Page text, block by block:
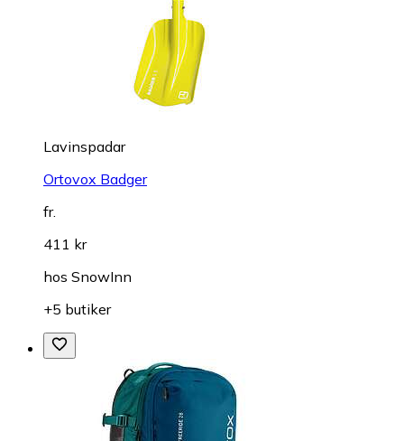
Lavinspadar
Ortovox Badger
fr.
411 kr
hos SnowInn
+5 butiker